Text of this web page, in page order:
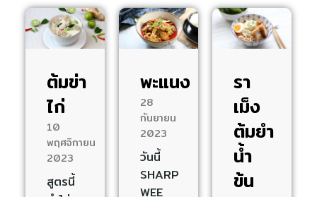
ต้มข่า
ไก่
10
พฤศจิกายน
2023
สูตรนี้
พะแนง
28
กันยายน
2023
วันนี้
SHARP
WEE
รา
เม็ง
ต้มยำ
น้ำ
ข้น